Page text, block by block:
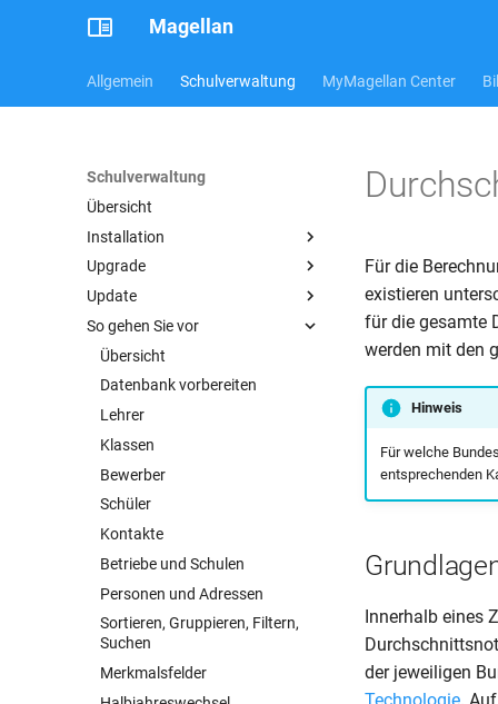
Magellan
Allgemein Schulverwaltung MyMagellan Center
Schulverwaltung
Übersicht
Installation
Übersicht
Systemvoraussetzungen
Magellan 12
Server/Einzelplatz
Arbeitsplatz
Archiv
Magellan 11
Server/Einzelplatz
Arbeitsplatz
Magellan 10
Server/Einzelplatz
Arbeitsplatz
Lizenzieren
Die Pathsdatei
Terminalserver
Mehrere Schulen auf einem
Server
Probleme bei der Installation?
Upgrade
11 auf 12
10 auf 11
9 auf 10
Umstieg von älteren Versionen
Update
Übersicht
Vorbereitung
Updates verteilen
Firebird aktualisieren
CR Runtime aktualisieren
Probleme bei der Installation?
So gehen Sie vor
Übersicht
Datenbank vorbereiten
Lehrer
Klassen
Bewerber
Schüler
Kontakte
Betriebe und Schulen
Personen und Adressen
Sortieren, Gruppieren, Filtern,
Suchen
Merkmalsfelder
Für die
existieren
für die gesamte
werden mit den
Hinweis
Für welche
entsprechenden
Innerhalb eines
der jeweiligen